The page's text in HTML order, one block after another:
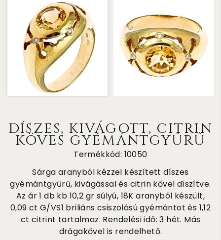
DÍSZES, KIVÁGOTT, CITRIN
KÖVES GYÉMÁNTGYŰRŰ
Termékkód: 10050
Sárga aranyból kézzel készített díszes
gyémántgyűrű, kivágással és citrin kővel díszítve.
Az ár 1 db kb 10,2 gr súlyú, 18K aranyból készült,
0,09 ct G/VS1 briliáns csiszolású gyémántot és 1,12
ct citrint tartalmaz. Rendelési idő: 3 hét. Más
drágakővel is rendelhető.